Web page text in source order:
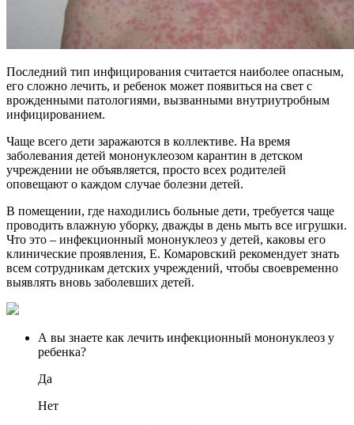
Последний тип инфицирования считается наиболее опасным,
его сложно лечить, и ребенок может появиться на свет с
врожденными патологиями, вызванными внутриутробным
инфицированием.
Чаще всего дети заражаются в коллективе. На время
заболевания детей мононуклеозом карантин в детском
учреждении не объявляется, просто всех родителей
оповещают о каждом случае болезни детей.
В помещении, где находились больные дети, требуется чаще
проводить влажную уборку, дважды в день мыть все игрушки.
Что это – инфекционный мононуклеоз у детей, каковы его
клинические проявления, Е. Комаровский рекомендует знать
всем сотрудникам детских учреждений, чтобы своевременно
выявлять вновь заболевших детей.
А вы знаете как лечить инфекционный мононуклеоз у
ребенка?
Да
Нет